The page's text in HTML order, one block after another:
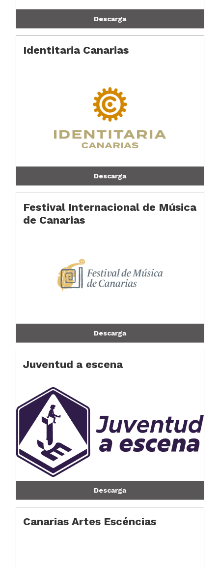
Descarga
Identitaria Canarias
Descarga
Festival Internacional de Música
de Canarias
Descarga
Juventud a escena
Descarga
Canarias Artes Escéncias